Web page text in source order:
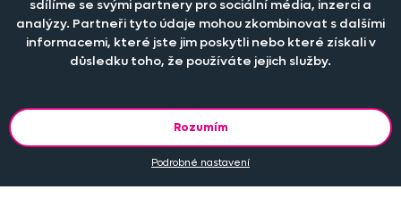
Katalog zdarma
Jak prát povlečení a prostěradla?
Informace o materiálech
Šití záclon a závěsů
Tel.:777 111 818
e-mail:dotazy@dante.cz
reklamace:reklamace@dante.cz
sdílíme se svými partnery pro sociální média, inzerci a
analýzy. Partneři tyto údaje mohou zkombinovat s dalšími
informacemi, které jste jim poskytli nebo které získali v
důsledku toho, že používáte jejich služby.
Rozumím
Podrobné nastavení